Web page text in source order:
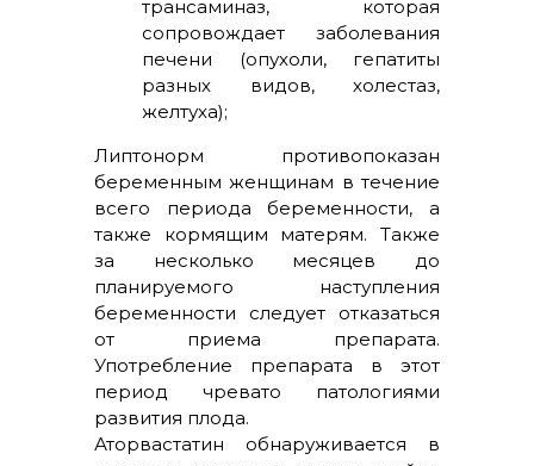
трансаминаз, которая
сопровождает заболевания
печени (опухоли, гепатиты
разных видов, холестаз,
желтуха);
Липтонорм противопоказан
беременным женщинам в течение
всего периода беременности, а
также кормящим матерям. Также
за несколько месяцев до
планируемого наступления
беременности следует отказаться
от приема препарата.
Употребление препарата в этот
период чревато патологиями
развития плода.
Аторвастатин обнаруживается в